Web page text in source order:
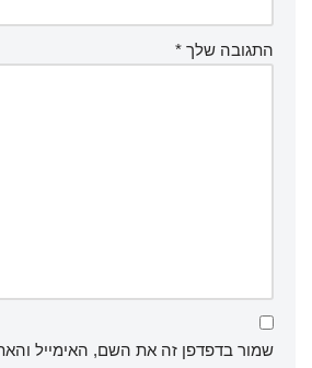
התגובה שלך *
שמור בדפדפן זה את השם, האימייל